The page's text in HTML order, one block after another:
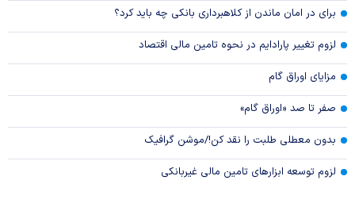
برای در امان ماندن از کلاهبرداری بانکی چه باید کرد؟
لزوم تغییر پارادایم در نحوه تامین مالی اقتصاد
مزایای اوراق گام
صفر تا صد «اوراق گام»
بدون معطلی طلبت را نقد کن!/موشن گرافیک
لزوم توسعه ابزارهای تامین مالی غیربانکی